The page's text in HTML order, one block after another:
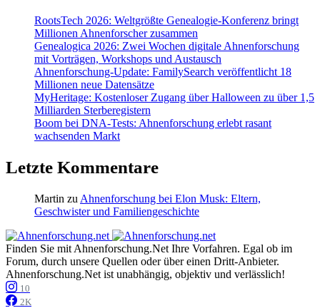
RootsTech 2026: Weltgrößte Genealogie-Konferenz bringt
Millionen Ahnenforscher zusammen
Genealogica 2026: Zwei Wochen digitale Ahnenforschung
mit Vorträgen, Workshops und Austausch
Ahnenforschung-Update: FamilySearch veröffentlicht 18
Millionen neue Datensätze
MyHeritage: Kostenloser Zugang über Halloween zu über 1,5
Milliarden Sterberegistern
Boom bei DNA-Tests: Ahnenforschung erlebt rasant
wachsenden Markt
Letzte Kommentare
Martin zu Ahnenforschung bei Elon Musk: Eltern,
Geschwister und Familiengeschichte
Finden Sie mit Ahnenforschung.Net Ihre Vorfahren. Egal ob im
Forum, durch unsere Quellen oder über einen Dritt-Anbieter.
Ahnenforschung.Net ist unabhängig, objektiv und verlässlich!
10
2K